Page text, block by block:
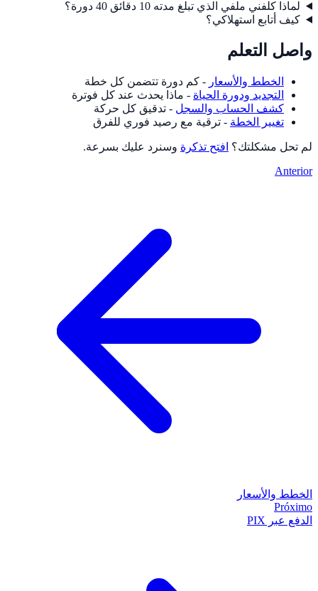
لماذا كلفني ملفي الذي تبلغ مدته 10 دقائق 40 دورة؟
كيف أتابع استهلاكي؟
واصل التعلم
الخطط والأسعار - كم دورة تتضمن كل خطة
التجديد ودورة الحياة - ماذا يحدث عند كل فوترة
كشف الحساب والسجل - تدقيق كل حركة
تغيير الخطة - ترقية مع رصيد فوري للفرق
لم تحل مشكلتك؟ افتح تذكرة وسنرد عليك بسرعة.
Anterior
الخطط والأسعار
Próximo
الدفع عبر PIX